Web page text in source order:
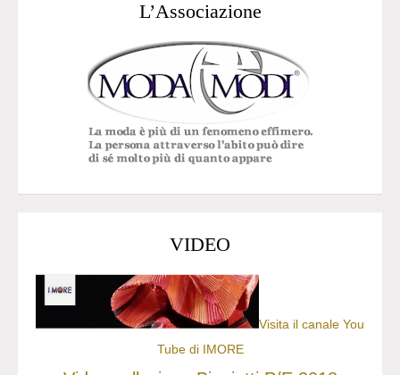
L’Associazione
VIDEO
Visita il canale You
Tube di IMORE